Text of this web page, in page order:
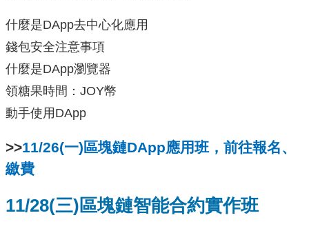
什麼是DApp去中心化應用
錢包安全注意事項
什麼是DApp瀏覽器
領糖果時間：JOY幣
動手使用DApp
>>11/26(一)區塊鏈DApp應用班，前往報名、
繳費
11/28(三)區塊鏈智能合約實作班